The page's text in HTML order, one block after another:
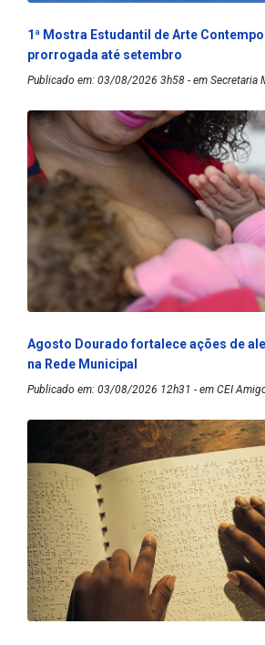
1ª Mostra Estudantil de Arte
prorrogada até setembro
Publicado em: 03/08/2026 3h58 - em Secretaria
Agosto Dourado fortalece ações de
na Rede Municipal
Publicado em: 03/08/2026 12h31 - em CEI